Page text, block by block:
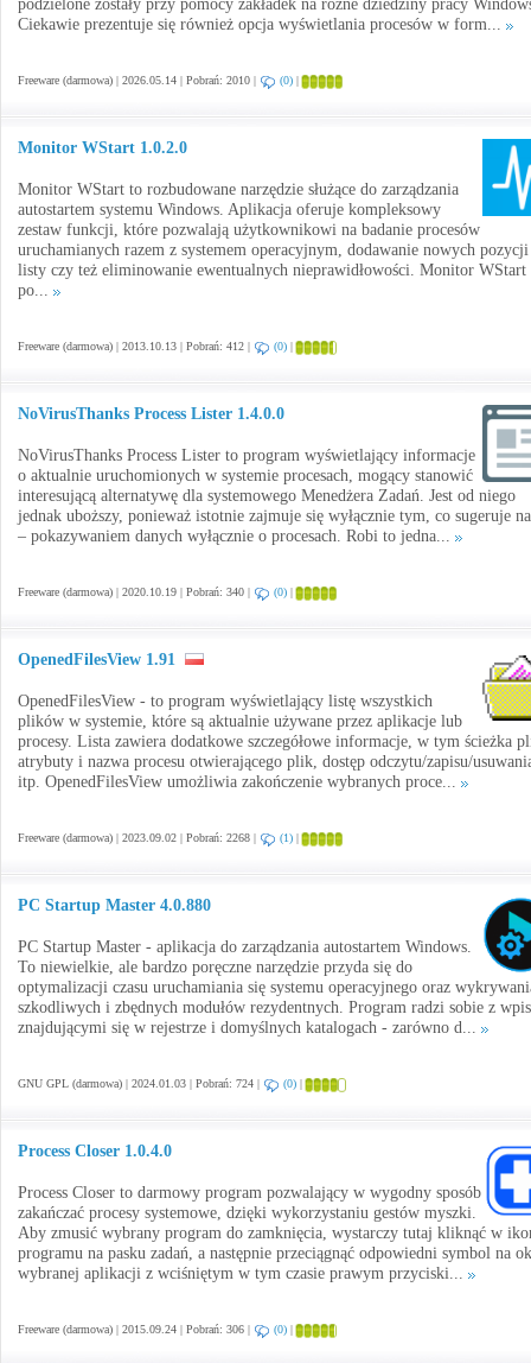
podzielone zostały przy pomocy zakładek na różne dziedziny pracy
Ciekawie prezentuje się również opcja wyświetlania procesów w form...
Freeware (darmowa) | 2026.05.14 | Pobrań: 2010 | (0) |
Monitor WStart 1.0.2.0
Monitor WStart to rozbudowane narzędzie służące do zarządzania
autostartem systemu Windows. Aplikacja oferuje kompleksowy
zestaw funkcji, które pozwalają użytkownikowi na badanie procesów
uruchamianych razem z systemem operacyjnym, dodawanie nowych
listy czy też eliminowanie ewentualnych nieprawidłowości. Monitor WStart
po...
Freeware (darmowa) | 2013.10.13 | Pobrań: 412 | (0) |
NoVirusThanks Process Lister 1.4.0.0
NoVirusThanks Process Lister to program wyświetlający informacje
o aktualnie uruchomionych w systemie procesach, mogący stanowić
interesującą alternatywę dla systemowego Menedżera Zadań. Jest od niego
jednak uboższy, ponieważ istotnie zajmuje się wyłącznie tym, co sugeruje
– pokazywaniem danych wyłącznie o procesach. Robi to jedna...
Freeware (darmowa) | 2020.10.19 | Pobrań: 340 | (0) |
OpenedFilesView 1.91
OpenedFilesView - to program wyświetlający listę wszystkich
plików w systemie, które są aktualnie używane przez aplikacje lub
procesy. Lista zawiera dodatkowe szczegółowe informacje, w tym ścieżka
atrybuty i nazwa procesu otwierającego plik, dostęp odczytu/zapisu/
itp. OpenedFilesView umożliwia zakończenie wybranych proce...
Freeware (darmowa) | 2023.09.02 | Pobrań: 2268 | (1) |
PC Startup Master 4.0.880
PC Startup Master - aplikacja do zarządzania autostartem Windows.
To niewielkie, ale bardzo poręczne narzędzie przyda się do
optymalizacji czasu uruchamiania się systemu operacyjnego oraz
szkodliwych i zbędnych modułów rezydentnych. Program radzi sobie z
znajdującymi się w rejestrze i domyślnych katalogach - zarówno d...
GNU GPL (darmowa) | 2024.01.03 | Pobrań: 724 | (0) |
Process Closer 1.0.4.0
Process Closer to darmowy program pozwalający w wygodny sposób
zakańczać procesy systemowe, dzięki wykorzystaniu gestów myszki.
Aby zmusić wybrany program do zamknięcia, wystarczy tutaj kliknąć w
programu na pasku zadań, a następnie przeciągnąć odpowiedni symbol na
wybranej aplikacji z wciśniętym w tym czasie prawym przyciski...
Freeware (darmowa) | 2015.09.24 | Pobrań: 306 | (0) |